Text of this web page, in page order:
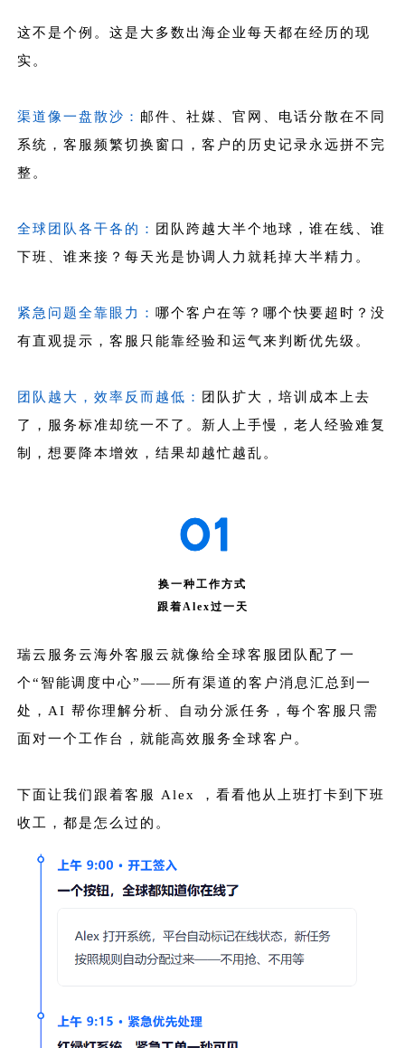
这不是个例。这是大多数出海企业每天都在经历的现
实。
渠道像一盘散沙： 邮件、社媒、官网、电话分散在不同
系统，客服频繁切换窗口，客户的历史记录永远拼不完
整。
全球团队各干各的：
团队跨越大半个地球，谁在线、谁
下班、谁来接？每天光是协调人力就耗掉大半精力。
紧急问题全靠眼力： 哪个客户在等？哪个快要超时？没
有直观提示，客服只能靠经验和运气来判断优先级。
团队越大，效率反而越低：
团队扩大，培训成本上去
了，服务标准却统一不了。新人上手慢，老人经验难复
制，想要降本增效，结果却越忙越乱。
换一种工作方式
跟着Alex过一天
瑞云服务云海外客服云就像给全球客服团队配了一
个“智能调度中心”——所有渠道的客户消息汇总到一
处，AI 帮你理解分析、自动分派任务，每个客服只需
面对一个工作台，就能高效服务全球客户。
下面让我们跟着客服 Alex ，看看他从上班打卡到下班
收工，都是怎么过的。